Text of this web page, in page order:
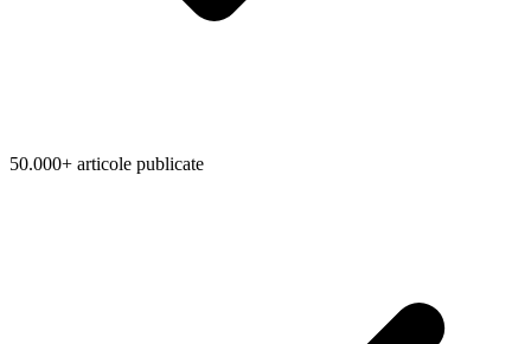
50.000+ articole publicate